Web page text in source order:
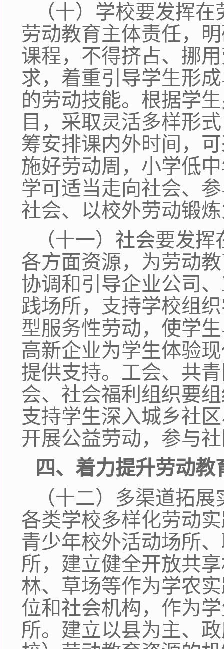
（十）学校要发挥
劳动教育主体责任，
课程，不得挤占、挪
求，着重引导学生形
的劳动技能。根据学
目，采取灵活多样形
筹安排课内外时间，
施好劳动周，小学低
学可适当走向社会、
社会、以校外劳动锻
（十一）社会要发
各方面资源，为劳动
协调和引导企业公司
践场所，支持学校组
型服务性劳动，使学
高新企业为学生体验
提供支持。工会、共
会、社会福利组织要
支持学生深入城乡社
开展公益劳动，参与
四、着力提升劳动
（十二）多渠道拓
各类学校多样化劳动
青少年校外活动场所
所，建立健全开放共
林、草场等作为学农
位和社会机构，作为
所。建立以县为主、